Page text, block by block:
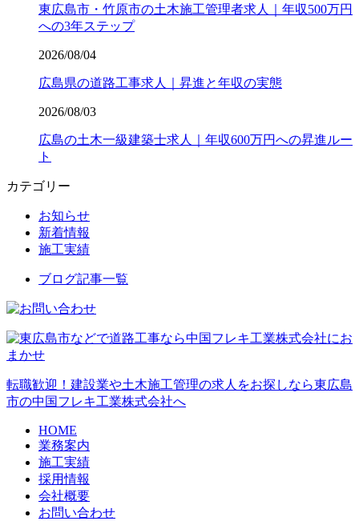
東広島市・竹原市の土木施工管理者求人｜年収500万円
への3年ステップ
2026/08/04
広島県の道路工事求人｜昇進と年収の実態
2026/08/03
広島の土木一級建築士求人｜年収600万円への昇進ルー
ト
カテゴリー
お知らせ
新着情報
施工実績
ブログ記事一覧
転職歓迎！建設業や土木施工管理の求人をお探しなら東広島
市の中国フレキ工業株式会社へ
HOME
業務案内
施工実績
採用情報
会社概要
お問い合わせ